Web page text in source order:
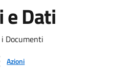
e Dati
Documenti
Azioni